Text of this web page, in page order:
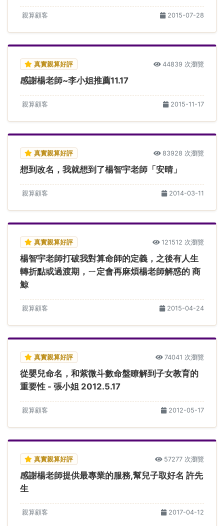
親算顧客 2015-07-28
真實親算好評 44839 次瀏覽
感謝楊老師~李小姐推薦11.17
親算顧客 2015-11-17
真實親算好評 83928 次瀏覽
想到改名，我就想到了楊智宇老師「安晴」
親算顧客 2014-03-11
真實親算好評 121512 次瀏覽
楊智宇老師打破我對算命師的定義，之後有人生
轉折點或過渡期，ㄧ定會再麻煩楊老師解惑的 商
鯨
親算顧客 2015-04-24
真實親算好評 74041 次瀏覽
從嬰兒命名，和紫微斗數命盤瞭解到子女教育的
重要性 - 張小姐 2012.5.17
親算顧客 2012-05-17
真實親算好評 57277 次瀏覽
感謝楊老師提供最專業的服務,幫兒子取好名 許先
生
親算顧客 2017-04-12